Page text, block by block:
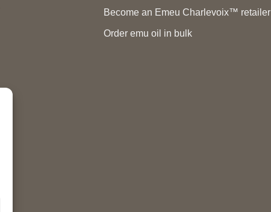
Become an Emeu Charlevoix™ retailer
Order emu oil in bulk